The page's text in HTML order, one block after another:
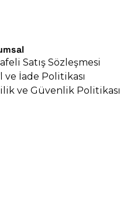
Satış Sözleşmesi
ve İade Politikası
ve Güvenlik Politikası